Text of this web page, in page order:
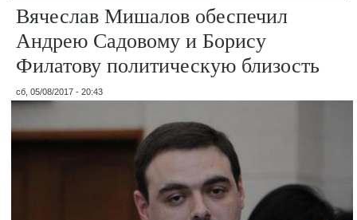
Вячеслав Мишалов обеспечил
Андрею Садовому и Борису
Филатову политическую близость
сб, 05/08/2017 - 20:43